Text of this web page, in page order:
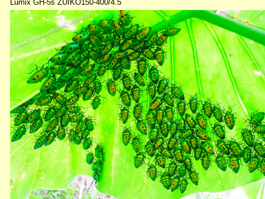
Lumix GH-5s ZUIKO150-400/4.5